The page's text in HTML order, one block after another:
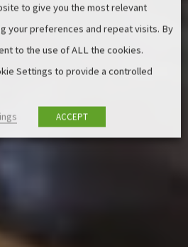
to give you the most relevant
your preferences and repeat visits. By
to the use of ALL the cookies.
Settings to provide a controlled
ACCEPT